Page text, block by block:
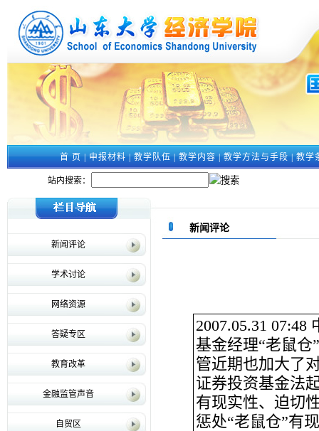
首 页|申报材料|教学队伍|教学内容|教学方法与手段|教学
站内搜索：
新闻评论
学术讨论
网络资源
答疑专区
教育改革
金融监管声音
自贸区
新闻评论
2007.05.31 07:48
基金经理“老鼠
管近期也加大了
证券投资基金法
有现实性、迫切
惩处“老鼠仓”有